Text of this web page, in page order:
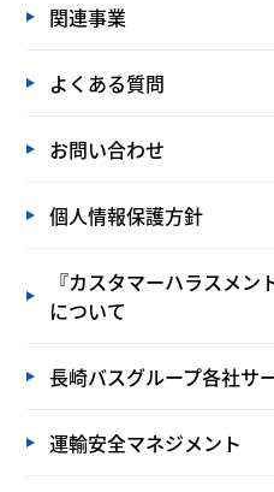
関連事業
よくある質問
お問い合わせ
個人情報保護方針
『カスタマーハラスメ
について
長崎バスグループ各社サ
運輸安全マネジメント